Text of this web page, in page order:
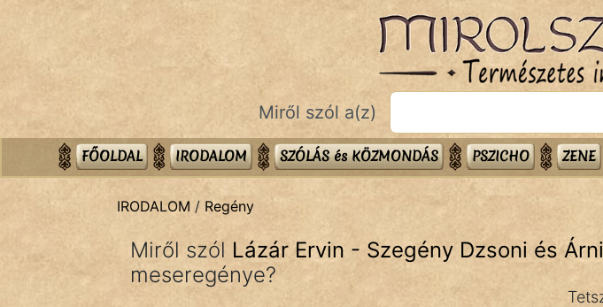
Dráma
Eposz
Kötelező
Miről szól a(z)
FŐOLDAL IRODALOM SZÓLÁS és KÖZMONDÁS PSZICHO ZENE
IRODALOM / Regény
Miről szól Lázár Ervin - Szegény Dzsoni és
meseregénye?